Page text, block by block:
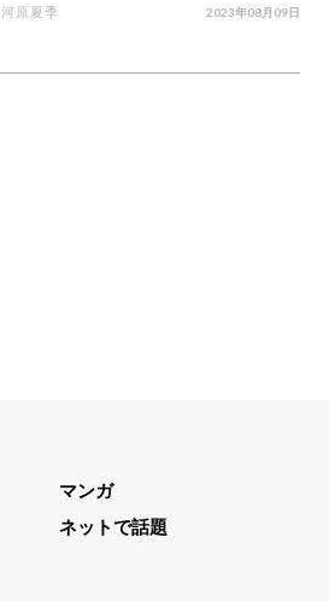
河原夏季 2023年08月09日
マンガ
ネットで話題